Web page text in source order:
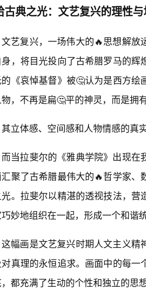
古典之光：文艺复兴的理性
文艺复兴，一场伟大的🔥思想解放
，将目光投向了古希腊罗马的
《哀悼基督》被🤔认为是西方
，不再是扁🤔平的神灵，而是拥
其立体感、空间感和人物情感的真
而当拉斐尔的《雅典学院》出现
聚了古希腊最伟大的🔥哲学家
。拉斐尔以精湛的透视技法，
妙地组织在一起，形成一个和谐
这幅画是文艺复兴时期人文主义精
对真理的永恒追求。画面中的每
都充满了生动的个性和独立的思